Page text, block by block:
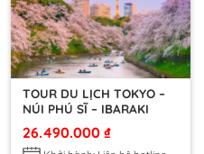
đánh
giá
TOUR DU LỊCH TOKYO –
NÚI PHÚ SĨ – IBARAKI
26.490.000₫